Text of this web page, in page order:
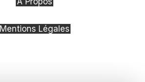
Mentions Légales